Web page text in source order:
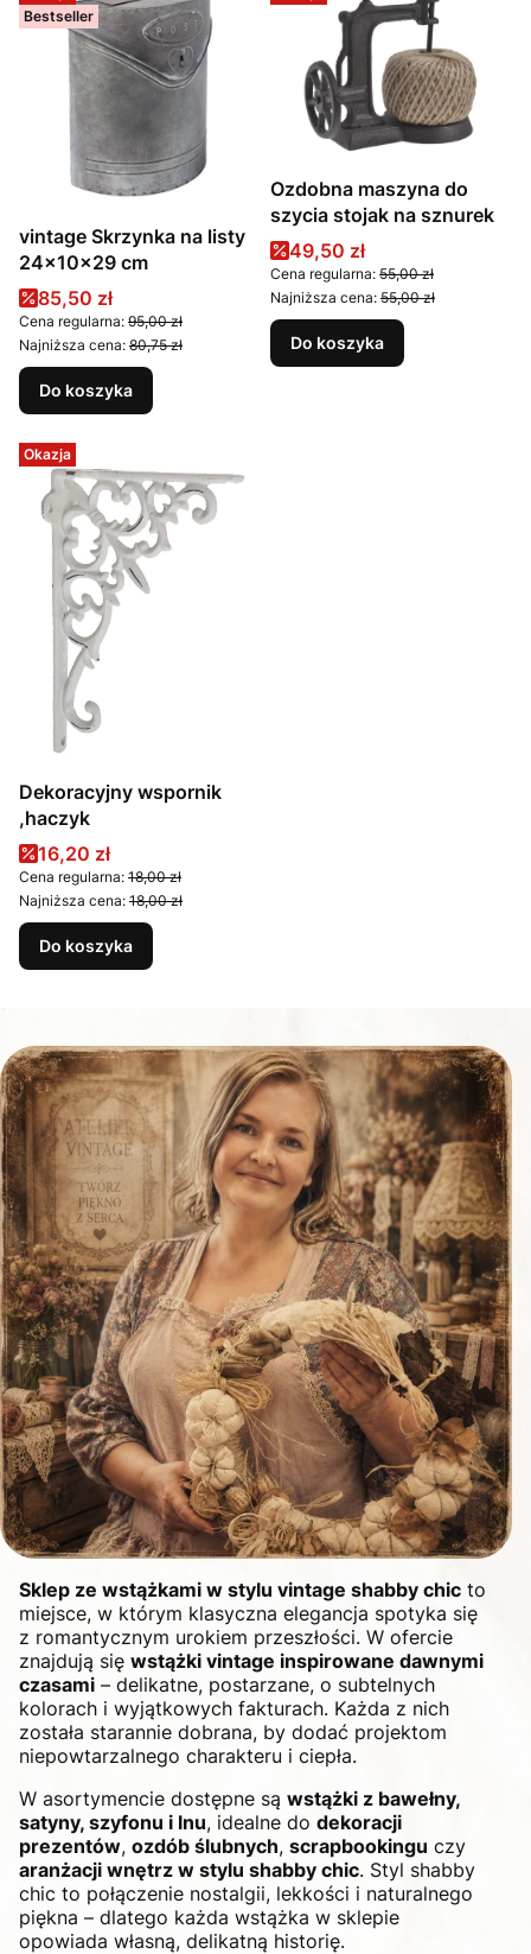
Bestseller
vintage Skrzynka na listy
24x10x29 cm
Cena promocyjna
85,50 zł
Cena regularna: 95,00 zł
Najniższa cena: 80,75 zł
Do koszyka
Ozdobna maszyna do
szycia stojak na sznurek
Cena promocyjna
49,50 zł
Cena regularna: 55,00 zł
Najniższa cena: 55,00 zł
Do koszyka
Okazja
Dekoracyjny wspornik
,haczyk
Cena promocyjna
16,20 zł
Cena regularna: 18,00 zł
Najniższa cena: 18,00 zł
Do koszyka
Sklep ze wstążkami w stylu vintage shabby chic to
miejsce, w którym klasyczna elegancja spotyka się
z romantycznym urokiem przeszłości. W ofercie
znajdują się wstążki vintage inspirowane dawnymi
czasami – delikatne, postarzane, o subtelnych
kolorach i wyjątkowych fakturach. Każda z nich
została starannie dobrana, by dodać projektom
niepowtarzalnego charakteru i ciepła.
W asortymencie dostępne są wstążki z bawełny,
satyny, szyfonu i lnu, idealne do dekoracji
prezentów, ozdób ślubnych, scrapbookingu czy
aranżacji wnętrz w stylu shabby chic. Styl shabby
chic to połączenie nostalgii, lekkości i naturalnego
piękna – dlatego każda wstążka w sklepie
opowiada własną, delikatną historię.